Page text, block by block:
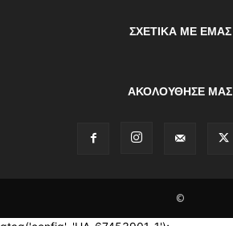
ΣΧΕΤΙΚΆ ΜΕ ΕΜΆΣ
ΑΚΟΛΟΥΘΗΣΕ ΜΑΣ
©